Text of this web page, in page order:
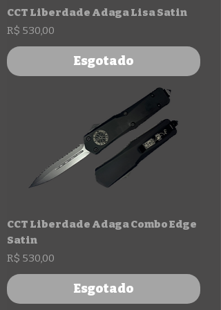
CCT Liberdade Adaga Lisa Satin
Preço
R$ 530,00
Esgotado
CCT Liberdade Adaga Combo Edge
Satin
Preço
R$ 530,00
Esgotado